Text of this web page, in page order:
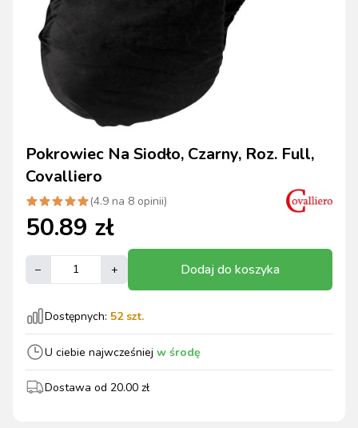
Pokrowiec Na Siodło, Czarny, Roz. Full,
Covalliero
(4.9 na 8 opinii)
50.89 zł
– + Dodaj do koszyka
Dostępnych: 52szt.
U ciebie najwcześniej w środę
Dostawa od 20.00 zł